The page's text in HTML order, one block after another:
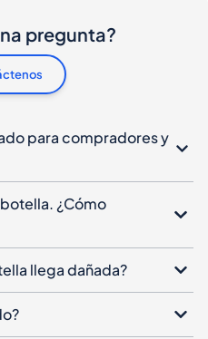
pregunta?
para compradores y
¿Cómo
llega dañada?